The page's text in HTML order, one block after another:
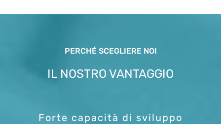
PERCHÉ SCEGLIERE NOI
IL NOSTRO VANTAGGIO
Forte capacità di sviluppo